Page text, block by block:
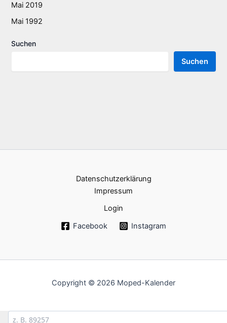
Mai 2019
Mai 1992
Suchen
Suchen
Datenschutzerklärung
Impressum
Login
Facebook
Instagram
Copyright © 2026 Moped-Kalender